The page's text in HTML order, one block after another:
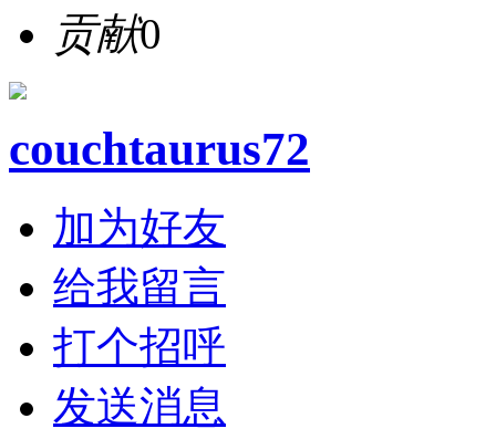
贡献0
couchtaurus72
加为好友
给我留言
打个招呼
发送消息